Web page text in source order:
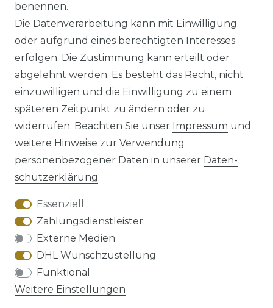
Impressum Daten­schutz­erklärung
AGB Barrierefreiheitserklärung
Widerrufs­recht
benennen.
Die Datenverarbeitung kann mit Einwilligung
oder aufgrund eines berechtigten Interesses
erfolgen. Die Zustimmung kann erteilt oder
abgelehnt werden. Es besteht das Recht, nicht
einzuwilligen und die Einwilligung zu einem
späteren Zeitpunkt zu ändern oder zu
widerrufen. Beachten Sie unser Impressum und
weitere Hinweise zur Verwendung
personenbezogener Daten in unserer Daten­
schutz­erklärung.
Essenziell
Zahlungsdienstleister
Externe Medien
DHL Wunschzustellung
Funktional
Weitere Einstellungen